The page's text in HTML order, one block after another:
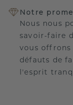
Notre
Nous nous
savoir-faire
vous offrons
défauts de
l'esprit